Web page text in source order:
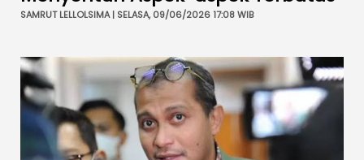
SAMRUT LELLOLSIMA | SELASA, 09/06/2026 17:08 WIB